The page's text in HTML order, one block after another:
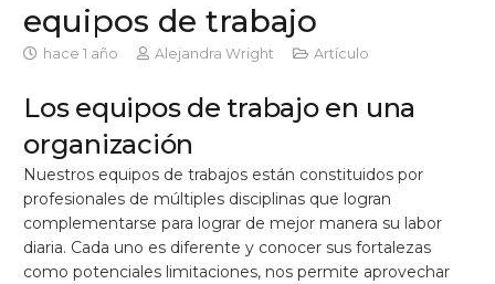
equipos de trabajo
hace 1 año Alejandra Wright Artículo
Los equipos de trabajo en una
organización
Nuestros equipos de trabajos están constituidos por
profesionales de múltiples disciplinas que logran
complementarse para lograr de mejor manera su labor
diaria. Cada uno es diferente y conocer sus fortalezas
como potenciales limitaciones, nos permite aprovechar